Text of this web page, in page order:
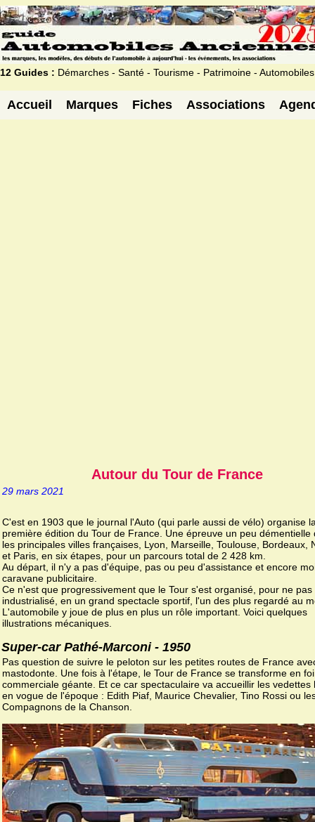
12 Guides : Démarches - Santé - Tourisme - Patrimoine - Automobiles
Accueil Marques Fiches Associations
Autour du Tour de France
29 mars 2021
C'est en 1903 que le journal l'Auto (qui parle aussi de vélo) organise
première édition du Tour de France. Une épreuve un peu démentielle
les principales villes françaises, Lyon, Marseille, Toulouse, Bordeaux,
et Paris, en six étapes, pour un parcours total de 2 428 km.
Au départ, il n'y a pas d'équipe, pas ou peu d'assistance et encore
caravane publicitaire.
Ce n'est que progressivement que le Tour s'est organisé, pour ne pas
industrialisé, en un grand spectacle sportif, l'un des plus regardé au
L'automobile y joue de plus en plus un rôle important. Voici quelques
illustrations mécaniques.
Super-car Pathé-Marconi - 1950
Pas question de suivre le peloton sur les petites routes de France
mastodonte. Une fois à l'étape, le Tour de France se transforme en
commerciale géante. Et ce car spectaculaire va accueillir les vedettes
en vogue de l'époque : Edith Piaf, Maurice Chevalier, Tino Rossi ou
Compagnons de la Chanson.